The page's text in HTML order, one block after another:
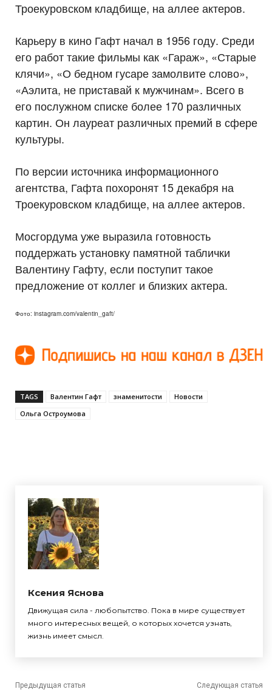
Троекуровском кладбище, на аллее актеров.
Карьеру в кино Гафт начал в 1956 году. Среди
его работ такие фильмы как «Гараж», «Старые
клячи», «О бедном гусаре замолвите слово»,
«Аэлита, не приставай к мужчинам». Всего в
его послужном списке более 170 различных
картин. Он лауреат различных премий в сфере
культуры.
По версии источника информационного
агентства, Гафта похоронят 15 декабря на
Троекуровском кладбище, на аллее актеров.
Мосгордума уже выразила готовность
поддержать установку памятной таблички
Валентину Гафту, если поступит такое
предложение от коллег и близких актера.
Фото: instagram.com/valentin_gaft/
TAGS Валентин Гафт знаменитости
Новости
Ольга Остроумова
Ксения Яснова
Движущая сила - любопытство. Пока в мире существует
много интересных вещей, о которых хочется узнать,
жизнь имеет смысл.
Предыдущая статья Следующая статья